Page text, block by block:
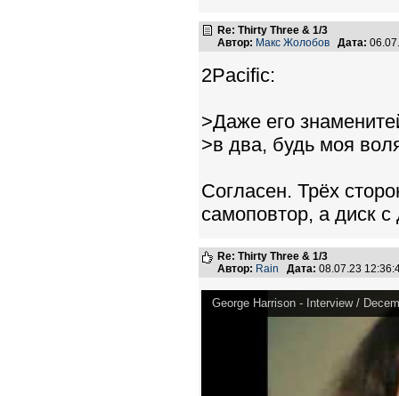
Re: Thirty Three & 1/3
Автор: Макс Жолобов Дата:
2Pacific:
>Даже его
>в два, будь моя
Согласен. Трёх
самоповтор, а диск
Re: Thirty Three & 1/3
Автор: Rain Дата: 08.07.23
George Harrison - Interview /